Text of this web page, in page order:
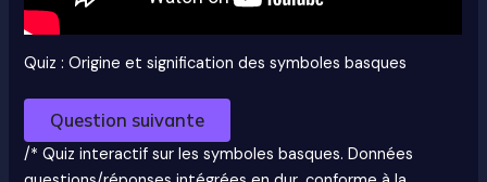
Quiz : Origine et signification des symboles basques
Question suivante
/* Quiz interactif sur les symboles basques. Données